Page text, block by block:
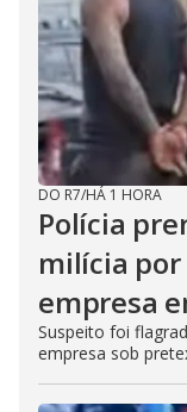
DO R7/HÁ 1 HORA
Polícia
milícia
empresa
Suspeito foi
empresa sob